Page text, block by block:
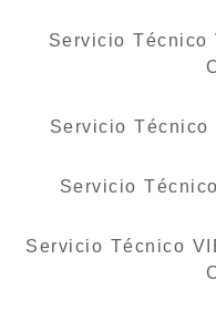
Servicio Técnico
Servicio Técnico
Servicio
Servicio Técnico